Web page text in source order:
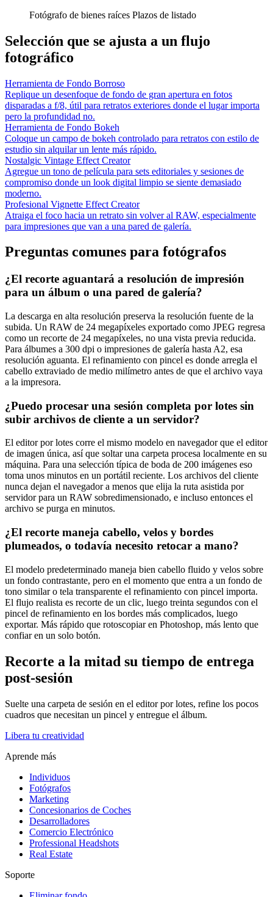
Fotógrafo de bienes raíces Plazos de listado
Selección que se ajusta a un flujo
fotográfico
Herramienta de Fondo Borroso
Replique un desenfoque de fondo de gran apertura en fotos
disparadas a f/8, útil para retratos exteriores donde el lugar importa
pero la profundidad no.
Herramienta de Fondo Bokeh
Coloque un campo de bokeh controlado para retratos con estilo de
estudio sin alquilar un lente más rápido.
Nostalgic Vintage Effect Creator
Agregue un tono de película para sets editoriales y sesiones de
compromiso donde un look digital limpio se siente demasiado
moderno.
Profesional Vignette Effect Creator
Atraiga el foco hacia un retrato sin volver al RAW, especialmente
para impresiones que van a una pared de galería.
Preguntas comunes para fotógrafos
¿El recorte aguantará a resolución de impresión
para un álbum o una pared de galería?
La descarga en alta resolución preserva la resolución fuente de la
subida. Un RAW de 24 megapíxeles exportado como JPEG regresa
como un recorte de 24 megapíxeles, no una vista previa reducida.
Para álbumes a 300 dpi o impresiones de galería hasta A2, esa
resolución aguanta. El refinamiento con pincel es donde arregla el
cabello extraviado de medio milímetro antes de que el archivo vaya
a la impresora.
¿Puedo procesar una sesión completa por lotes sin
subir archivos de cliente a un servidor?
El editor por lotes corre el mismo modelo en navegador que el editor
de imagen única, así que soltar una carpeta procesa localmente en su
máquina. Para una selección típica de boda de 200 imágenes eso
toma unos minutos en un portátil reciente. Los archivos del cliente
nunca dejan el navegador a menos que elija la ruta asistida por
servidor para un RAW sobredimensionado, e incluso entonces el
archivo se purga en minutos.
¿El recorte maneja cabello, velos y bordes
plumeados, o todavía necesito retocar a mano?
El modelo predeterminado maneja bien cabello fluido y velos sobre
un fondo contrastante, pero en el momento que entra a un fondo de
tono similar o tela transparente el refinamiento con pincel importa.
El flujo realista es recorte de un clic, luego treinta segundos con el
pincel de refinamiento en los bordes más complicados, luego
exportar. Más rápido que rotoscopiar en Photoshop, más lento que
confiar en un solo botón.
Recorte a la mitad su tiempo de entrega
post-sesión
Suelte una carpeta de sesión en el editor por lotes, refine los pocos
cuadros que necesitan un pincel y entregue el álbum.
Libera tu creatividad
Aprende más
Individuos
Fotógrafos
Marketing
Concesionarios de Coches
Desarrolladores
Comercio Electrónico
Professional Headshots
Real Estate
Soporte